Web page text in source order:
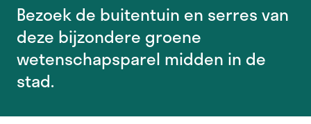
Bezoek de buitentuin en serres van
deze bijzondere groene
wetenschapsparel midden in de
stad.